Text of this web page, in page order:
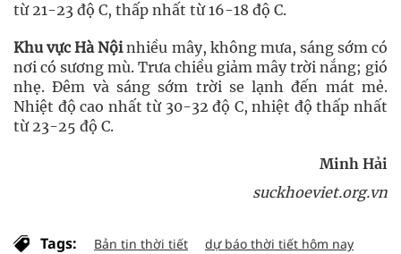
từ 21-23 độ C, thấp nhất từ 16-18 độ C.
Khu vực Hà Nộinhiều mây, không mưa, sáng sớm có
nơi có sương mù. Trưa chiều giảm mây trời nắng; gió
nhẹ. Đêm và sáng sớm trời se lạnh đến mát mẻ.
Nhiệt độ cao nhất từ 30-32 độ C, nhiệt độ thấp nhất
từ 23-25 độ C.
Minh Hải
suckhoeviet.org.vn
Tags: Bản tin thời tiết
dự báo thời tiết hôm nay